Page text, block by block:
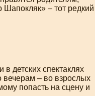
Шапокляк» – тот редкий
детских спектаклях
вечерам – во взрослых
попасть на сцену и